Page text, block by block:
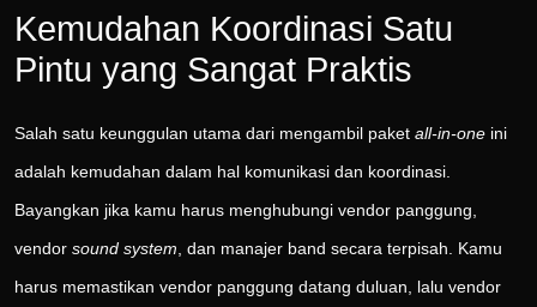
Kemudahan Koordinasi Satu
Pintu yang Sangat Praktis
Salah satu keunggulan utama dari mengambil paket all-in-one ini
adalah kemudahan dalam hal komunikasi dan koordinasi.
Bayangkan jika kamu harus menghubungi vendor panggung,
vendor sound system , dan manajer band secara terpisah. Kamu
harus memastikan vendor panggung datang duluan, lalu vendor